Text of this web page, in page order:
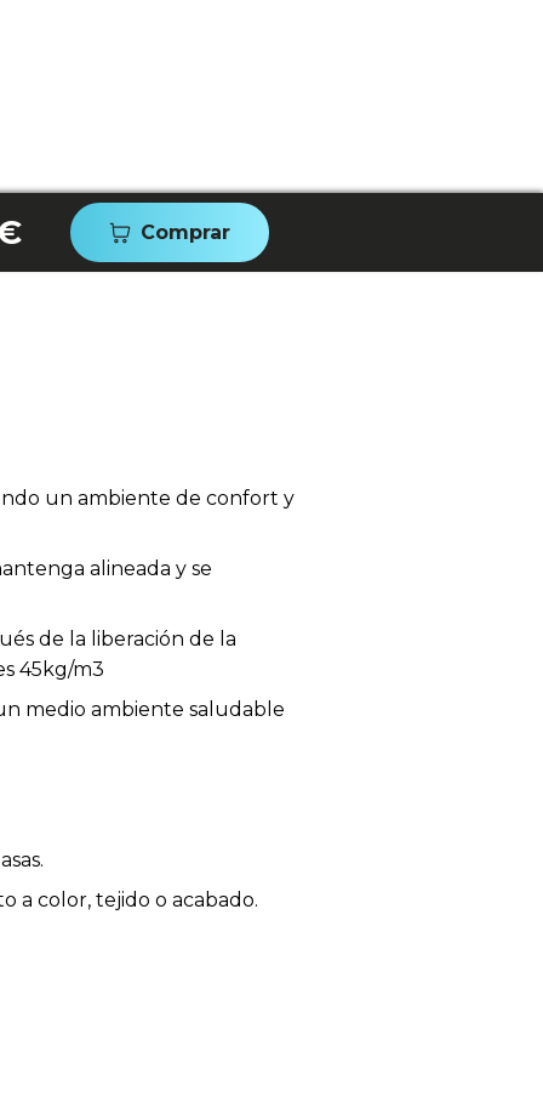
Comprar
un ambiente de confort y
alineada y se
de la liberación de la
45kg/m3
medio ambiente saludable
a color, tejido o acabado.